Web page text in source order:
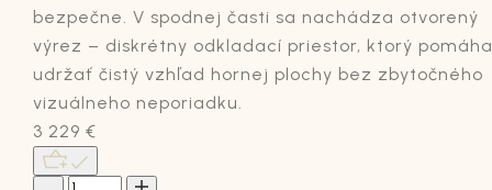
bezpečne. V spodnej časti sa nachádza otvorený
výrez – diskrétny odkladací priestor, ktorý pomáha
udržať čistý vzhľad hornej plochy bez zbytočného
vizuálneho neporiadku.
3 229 €